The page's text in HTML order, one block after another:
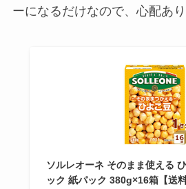
ーになるだけなので、心配あり
ソルレオーネ そのまま使える
ック 紙パック 380g×16箱【送